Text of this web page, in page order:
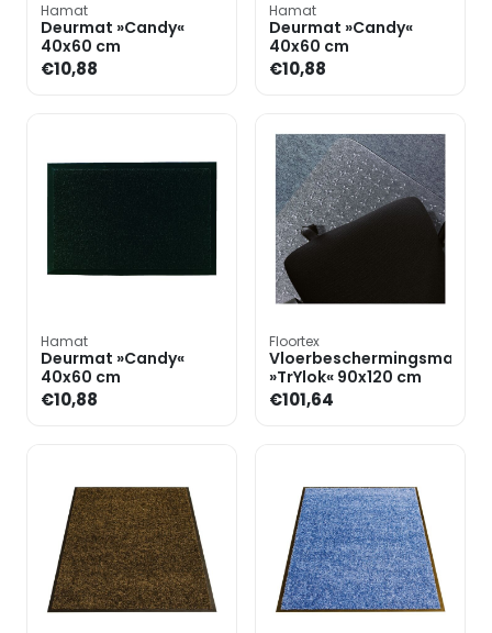
Hamat
Deurmat »Candy«
40x60 cm
€10,88
Hamat
Deurmat »Candy«
40x60 cm
€10,88
Hamat
Deurmat »Candy«
40x60 cm
€10,88
Floortex
Vloerbeschermingsmat
»TrYlok« 90x120 cm
€101,64